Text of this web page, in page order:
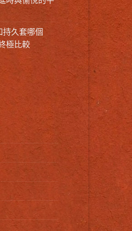
持久套哪個
極比較